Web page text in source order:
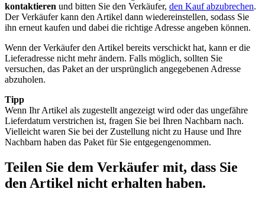
kontaktieren und bitten Sie den Verkäufer, den Kauf abzubrechen.
Der Verkäufer kann den Artikel dann wiedereinstellen, sodass Sie
ihn erneut kaufen und dabei die richtige Adresse angeben können.
Wenn der Verkäufer den Artikel bereits verschickt hat, kann er die
Lieferadresse nicht mehr ändern. Falls möglich, sollten Sie
versuchen, das Paket an der ursprünglich angegebenen Adresse
abzuholen.
Tipp
Wenn Ihr Artikel als zugestellt angezeigt wird oder das ungefähre
Lieferdatum verstrichen ist, fragen Sie bei Ihren Nachbarn nach.
Vielleicht waren Sie bei der Zustellung nicht zu Hause und Ihre
Nachbarn haben das Paket für Sie entgegengenommen.
Teilen Sie dem Verkäufer mit, dass Sie
den Artikel nicht erhalten haben.